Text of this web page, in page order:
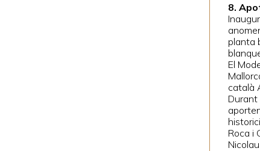
8.
planta
El
català
Durant
Roca i